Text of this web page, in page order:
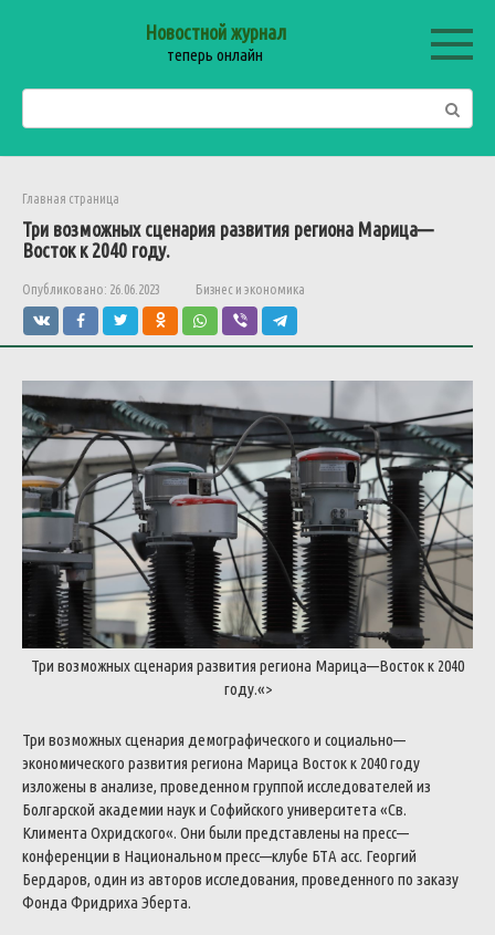
Новостной журнал
теперь онлайн
Главная страница
Три возможных сценария развития региона Марица—
Восток к 2040 году.
Опубликовано: 26.06.2023 Бизнес и экономика
Три возможныхсценария развития региона Марица—Востокк 2040
году.«>
Три возможныхсценария демографического и социально—
экономического развития региона Марица Востокк 2040году
изложены в анализе, проведенном группой исследователей из
Болгарской академии науки Софийского университета «Св.
Климента Охридского«. Они были представлены на пресс—
конференции в Национальном пресс—клубе БТА асс. Георгий
Бердаров, один из авторов исследования, проведенного по заказу
Фонда Фридриха Эберта.